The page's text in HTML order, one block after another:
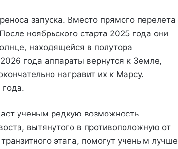
запуска. Вместо прямого перелета
ноябрьского старта 2025 года они
находящейся в полутора
года аппараты вернутся к Земле,
направит их к Марсу.
года.
ученым редкую возможность
вытянутого в противоположную от
этапа, помогут ученым лучше